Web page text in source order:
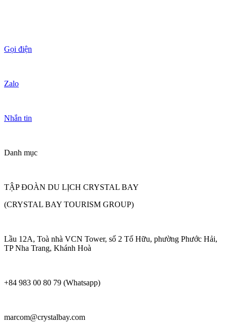
Gọi điện
Zalo
Nhắn tin
Danh mục
TẬP ĐOÀN DU LỊCH CRYSTAL BAY
(CRYSTAL BAY TOURISM GROUP)
Lầu 12A, Toà nhà VCN Tower, số 2 Tố Hữu, phường Phước Hải,
TP Nha Trang, Khánh Hoà
+84 983 00 80 79 (Whatsapp)
marcom@crystalbay.com